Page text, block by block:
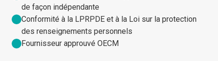
de façon indépendante
Conformité à la LPRPDE et à la Loi sur la protection
des renseignements personnels
Fournisseur approuvé OECM